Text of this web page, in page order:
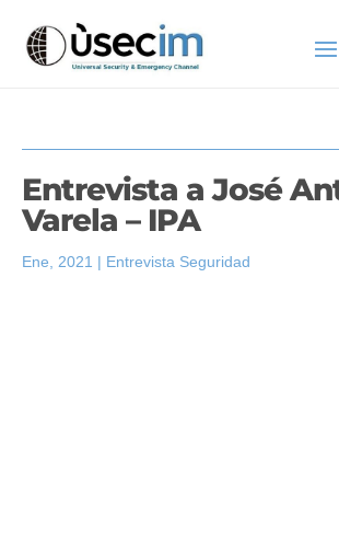
Entrevista a José
Varela – IPA
Ene, 2021 | Entrevista Seguridad